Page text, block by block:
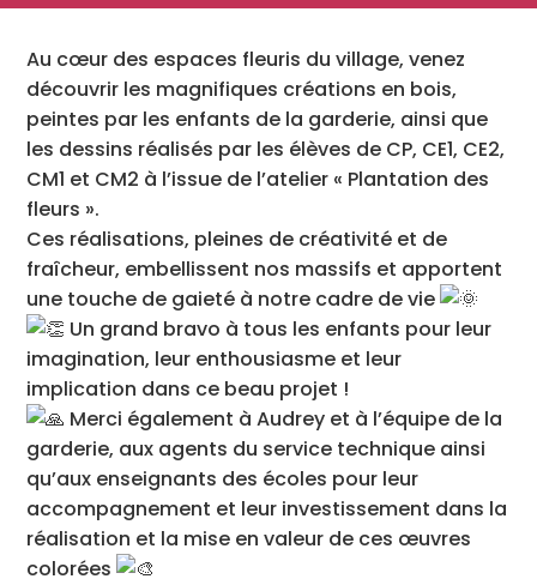
Au cœur des espaces fleuris du village, venez
découvrir les magnifiques créations en bois,
peintes par les enfants de la garderie, ainsi que
les dessins réalisés par les élèves de CP, CE1, CE2,
CM1 et CM2 à l’issue de l’atelier « Plantation des
fleurs ».
Ces réalisations, pleines de créativité et de
fraîcheur, embellissent nos massifs et apportent
une touche de gaieté à notre cadre de vie
Un grand bravo à tous les enfants pour leur
imagination, leur enthousiasme et leur
implication dans ce beau projet !
Merci également à Audrey et à l’équipe de la
garderie, aux agents du service technique ainsi
qu’aux enseignants des écoles pour leur
accompagnement et leur investissement dans la
réalisation et la mise en valeur de ces œuvres
colorées